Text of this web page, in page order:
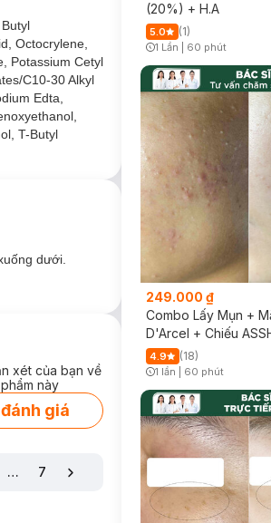
thư da.
thức sử dụng
làn da khỏe
Octocrylene,
Potassium Cetyl
C10-30 Alkyl
Edta,
T-Butyl
dưới.
xét của bạn về
này
giá
… 7
(20%) + H.A
5.0 (1)
1 Lần 60 phút
249.000 ₫
Combo Lấy Mụn +
D'Arcel + Chiếu
4.9 (18)
Timer Gray Icon
1 lần 60 phút